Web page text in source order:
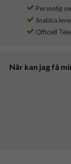
Personlig
Snabba
Officiell
När kan jag få